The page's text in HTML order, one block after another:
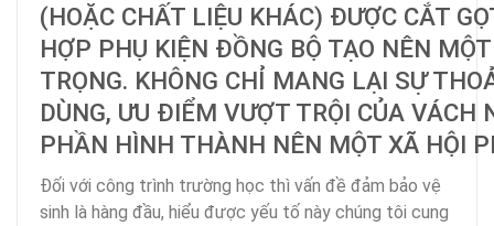
(HOẶC CHẤT LIỆU KHÁC) ĐƯỢC CẮT
HỢP PHỤ KIỆN ĐỒNG BỘ TẠO NÊN
TRỌNG. KHÔNG CHỈ MANG LẠI SỰ
DÙNG, ƯU ĐIỂM VƯỢT TRỘI CỦA VÁCH
PHẦN HÌNH THÀNH NÊN MỘT XÃ HỘI
Đối với công trình trường học thì vấn đề đảm bảo vệ
sinh là hàng đầu, hiểu được yếu tố này chúng tôi cung